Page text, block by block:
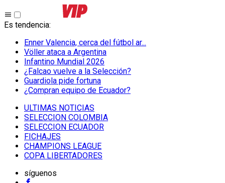
Es tendencia:
Enner Valencia, cerca del fútbol ar...
Völler ataca a Argentina
Infantino Mundial 2026
¿Falcao vuelve a la Selección?
Guardiola pide fortuna
¿Compran equipo de Ecuador?
ULTIMAS NOTICIAS
SELECCION COLOMBIA
SELECCION ECUADOR
FICHAJES
CHAMPIONS LEAGUE
COPA LIBERTADORES
síguenos